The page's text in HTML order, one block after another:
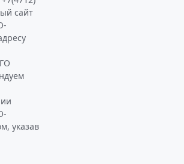
сайт
указав